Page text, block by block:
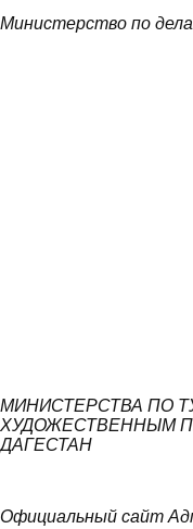
Министерство по
МИНИСТЕРСТВА ПО
ХУДОЖЕСТВЕННЫМ
ДАГЕСТАН
Официальный сайт